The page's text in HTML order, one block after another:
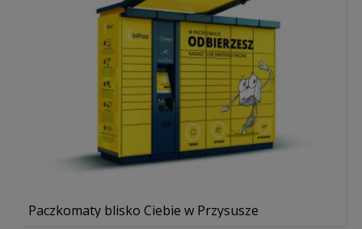
Paczkomaty blisko Ciebie w Przysusze